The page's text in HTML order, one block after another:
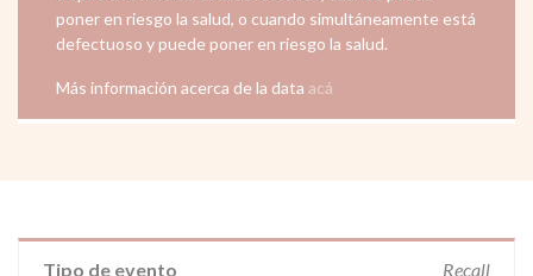
poner en riesgo la salud, o cuando simultáneamente está
defectuoso y puede poner en riesgo la salud.
Más información acerca de la data acá
Tipo de evento Recall